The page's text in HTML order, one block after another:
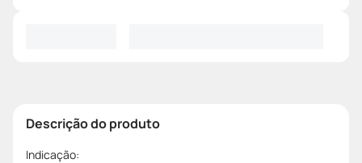
Descrição do produto
Indicação: